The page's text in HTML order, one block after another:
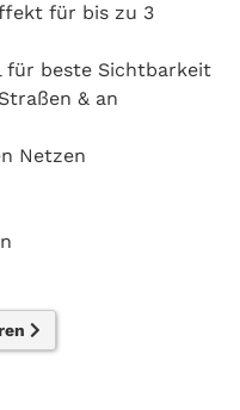
für bis zu 3
für beste Sichtbarkeit
& an
Netzen